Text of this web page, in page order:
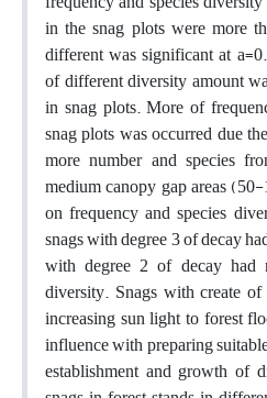
in the snag plots were more
different was significant at
of different diversity amount
in snag plots. More of
snag plots was occurred due
more number and species
medium canopy gap areas
on frequency and species
snags with degree 3 of decay
with degree 2 of decay had
diversity. Snags with create
increasing sun light to forest
influence with preparing
establishment and growth of